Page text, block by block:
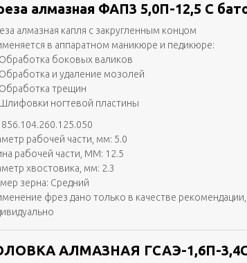
алмазная ФАП3 5,0П-12,5 С
алмазная капля с закругленным концом
в аппаратном маникюре и педикюре:
Обработка боковых валиков
Обработка и удаление мозолей
Обработка трещин
Шлифовки ногтевой пластины
856.104.260.125.050
рабочей части, мм: 5.0
рабочей части, ММ: 12.5
хвостовика, мм: 2.3
зерна: Средний
фрез дано только в качестве
АЛМАЗНАЯ ГСАЭ-1,6П-